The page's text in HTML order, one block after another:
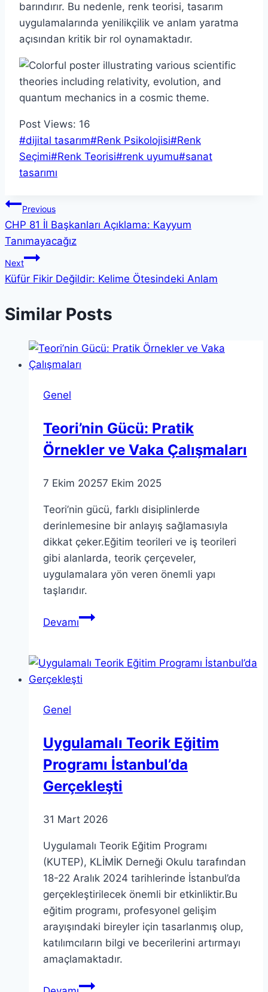
barındırır. Bu nedenle, renk teorisi, tasarım
uygulamalarında yenilikçilik ve anlam yaratma
açısından kritik bir rol oynamaktadır.
Post Views: 16
Post
Tags:
#dijital tasarım#Renk Psikolojisi#Renk
Seçimi#Renk Teorisi#renk uyumu#sanat
tasarımı
Yazı
gezinmesi
Previous
CHP 81 İl Başkanları Açıklama: Kayyum
Tanımayacağız
Next
Küfür Fikir Değildir: Kelime Ötesindeki Anlam
Similar Posts
Genel
Teori’nin Gücü: Pratik
Örnekler ve Vaka Çalışmaları
7 Ekim 20257 Ekim 2025
Teori’nin gücü, farklı disiplinlerde
derinlemesine bir anlayış sağlamasıyla
dikkat çeker.Eğitim teorileri ve iş teorileri
gibi alanlarda, teorik çerçeveler,
uygulamalara yön veren önemli yapı
taşlarıdır.
DevamıTeori’nin
Örnekler
ve
Genel
Uygulamalı Teorik Eğitim
Programı İstanbul’da
Gerçekleşti
31 Mart 2026
Uygulamalı Teorik Eğitim Programı
(KUTEP), KLİMİK Derneği Okulu tarafından
18-22 Aralık 2024 tarihlerinde İstanbul’da
gerçekleştirilecek önemli bir etkinliktir.Bu
eğitim programı, profesyonel gelişim
arayışındaki bireyler için tasarlanmış olup,
katılımcıların bilgi ve becerilerini artırmayı
amaçlamaktadır.
Uygulamalı